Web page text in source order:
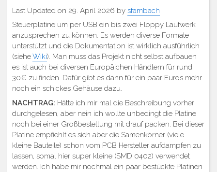
Last Updated on 29. April 2026 by sfambach
Steuerplatine um per USB ein bis zwei Floppy Laufwerk
anzusprechen zu können. Es werden diverse Formate
unterstützt und die Dokumentation ist wirklich ausführlich
(sieheWiki). Man muss das Projekt nicht selbst aufbauen
es ist auch bei diversen Europäichen Händlern für rund
30€ zu finden. Dafür gibt es dann für ein paar Euros mehr
noch ein schickes Gehäuse dazu.
NACHTRAG: Hätte ich mir mal die Beschreibung vorher
durchgelesen, aber nein ich wollte unbedingt die Platine
noch bei einer Großbestellung mit drauf packen. Bei dieser
Platine empfiehlt es sich aber die Samenkörner (viele
kleine Bauteile) schon vom PCB Hersteller aufdampfen zu
lassen, somal hier super kleine (SMD 0402) verwendet
werden. Ich habe mir nochmal ein paar bestückte Platinen